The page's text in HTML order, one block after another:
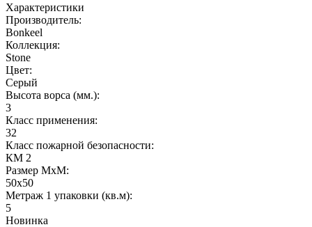
Характеристики
Производитель:
Bonkeel
Коллекция:
Stone
Цвет:
Серый
Высота ворса (мм.):
3
Класс применения:
32
Класс пожарной безопасности:
КМ 2
Размер МхМ:
50x50
Метраж 1 упаковки (кв.м):
5
Новинка